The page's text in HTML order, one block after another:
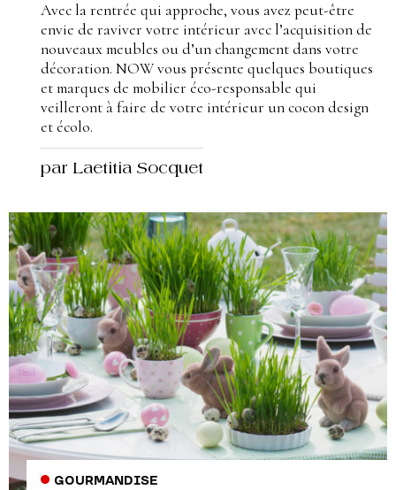
Avec la rentrée qui approche, vous avez peut-être
envie de raviver votre intérieur avec l’acquisition de
nouveaux meubles ou d’un changement dans votre
décoration. NOW vous présente quelques boutiques
et marques de mobilier éco-responsable qui
veilleront à faire de votre intérieur un cocon design
et écolo.
par Laetitia Socquet
GOURMANDISE